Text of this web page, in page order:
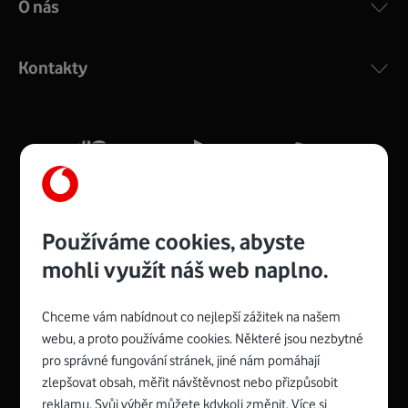
COMPAL CH7465VF
silný signál pro celou domácnost. Kompaktní rozměry 21
Více o COMPAL CH7465VF
Zyxel VMG8623-T50B:
Rozměry modemu jsou 16 x 22 x 7,5 cm (včetně stojánku)
Spojte se s Vodafonem
O nás
Kontakty
Používáme cookies, abyste
mohli využít náš web naplno.
Chceme vám nabídnout co nejlepší zážitek na našem
webu, a proto používáme cookies. Některé jsou nezbytné
pro správné fungování stránek, jiné nám pomáhají
zlepšovat obsah, měřit návštěvnost nebo přizpůsobit
reklamu. Svůj výběr můžete kdykoli změnit. Více si